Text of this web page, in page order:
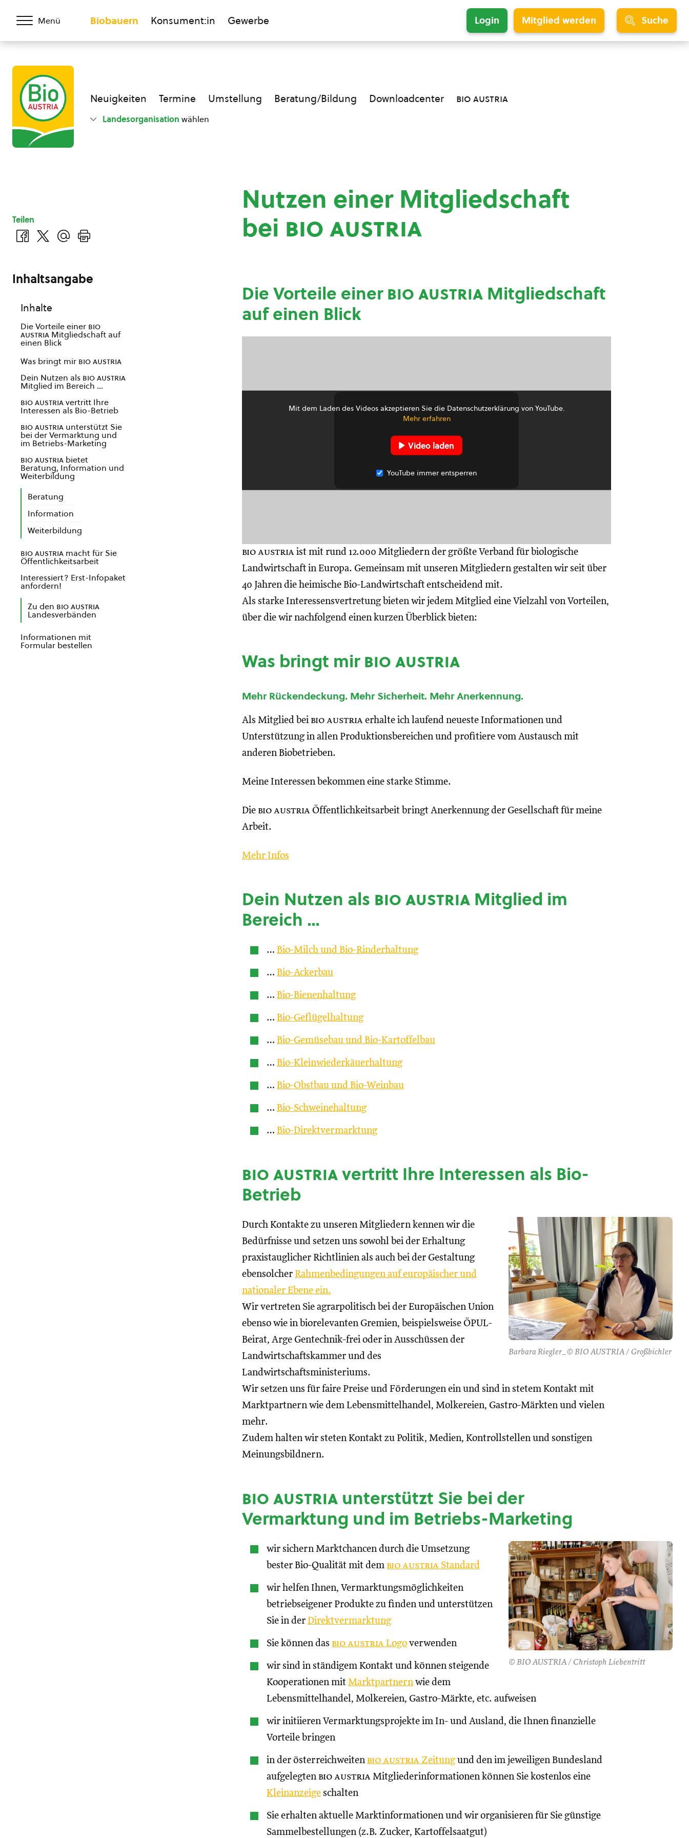
Menü Biobauern Konsument:in Gewerbe Login Mitglied werden Suche
Neuigkeiten Termine Umstellung Beratung/Bildung Downloadcenter bio austria
Landesorganisation wählen
Nutzen einer Mitgliedschaft
bei bio austria
Die Vorteile einerbio austria Mitgliedschaft
auf einen Blick
Mit dem Laden des Videos akzeptieren Sie die Datenschutzerklärung von YouTube.
Mehr erfahren
Video laden
YouTube immer entsperren
bio austria ist mit rund 12.000 Mitgliedern der größte Verband für biologische
Landwirtschaft in Europa. Gemeinsam mit unseren Mitgliedern gestalten wir seit über
40 Jahren die heimische Bio-Landwirtschaft entscheidend mit.
Als starke Interessensvertretung bieten wir jedem Mitglied eine Vielzahl von Vorteilen,
über die wir nachfolgend einen kurzen Überblick bieten:
Was bringt mirbio austria
Mehr Rückendeckung. Mehr Sicherheit. Mehr Anerkennung.
Als Mitglied bei bio austria erhalte ich laufend neueste Informationen und
Unterstützung in allen Produktionsbereichen und profitiere vom Austausch mit
anderen Biobetrieben.
Meine Interessen bekommen eine starke Stimme.
Die bio austria Öffentlichkeitsarbeit bringt Anerkennung der Gesellschaft für meine
Arbeit.
Mehr Infos
Dein Nutzen als bio austria Mitglied im
Bereich …
… Bio-Milch und Bio-Rinderhaltung
… Bio-Ackerbau
… Bio-Bienenhaltung
… Bio-Geflügelhaltung
… Bio-Gemüsebau und Bio-Kartoffelbau
… Bio-Kleinwiederkäuerhaltung
… Bio-Obstbau und Bio-Weinbau
… Bio-Schweinehaltung
… Bio-Direktvermarktung
bio austriavertritt Ihre Interessen als Bio-
Betrieb
Barbara Riegler_© BIO AUSTRIA / Großbichler
Durch Kontakte zu unseren Mitgliedern kennen wir die
Bedürfnisse und setzen uns sowohl bei der Erhaltung
praxistauglicher Richtlinien als auch bei der Gestaltung
ebensolcher Rahmenbedingungen auf europäischer und
nationaler Ebene ein.
Wir vertreten Sie agrarpolitisch bei der Europäischen Union
ebenso wie in biorelevanten Gremien, beispielsweise ÖPUL-
Beirat, Arge Gentechnik-frei oder in Ausschüssen der
Landwirtschaftskammer und des
Landwirtschaftsministeriums.
Wir setzen uns für faire Preise und Förderungen ein und sind in stetem Kontakt mit
Marktpartnern wie dem Lebensmittelhandel, Molkereien, Gastro-Märkten und vielen
mehr.
Zudem halten wir steten Kontakt zu Politik, Medien, Kontrollstellen und sonstigen
Meinungsbildnern.
bio austria unterstützt Sie bei der
Vermarktung und im Betriebs-Marketing
© BIO AUSTRIA / Christoph Liebentritt
wir sichern Marktchancen durch die Umsetzung
bester Bio-Qualität mit dem bio austria Standard
wir helfen Ihnen, Vermarktungsmöglichkeiten
betriebseigener Produkte zu finden und unterstützen
Sie in der Direktvermarktung
Sie können das bio austria Logo verwenden
wir sind in ständigem Kontakt und können steigende
Kooperationen mit Marktpartnernwie dem
Lebensmittelhandel, Molkereien, Gastro-Märkte, etc. aufweisen
wir initiieren Vermarktungsprojekte im In- und Ausland, die Ihnen finanzielle
Vorteile bringen
in der österreichweiten bio austria Zeitungund den im jeweiligen Bundesland
aufgelegten bio austria Mitgliederinformationen können Sie kostenlos eine
Kleinanzeige schalten
Sie erhalten aktuelle Marktinformationen und wir organisieren für Sie günstige
Sammelbestellungen (z.B. Zucker, Kartoffelsaatgut)
Teilen
Inhaltsangabe
Inhalte
Die Vorteile einer bio
austria Mitgliedschaft auf
einen Blick
Was bringt mir bio austria
Dein Nutzen als bio austria
Mitglied im Bereich …
bio austriavertritt Ihre
Interessen als Bio-Betrieb
bio austria unterstützt Sie
bei der Vermarktung und
im Betriebs-Marketing
bio austria bietet
Beratung, Information und
Weiterbildung
Beratung
Information
Weiterbildung
bio austria macht für Sie
Öffentlichkeitsarbeit
Interessiert? Erst-Infopaket
anfordern!
Zu den bio austria
Landesverbänden
Informationen mit
Formular bestellen